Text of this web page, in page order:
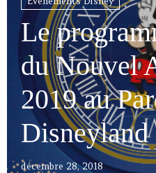
Le
du Nouvel
2019 au
Disneyland
décembre 28, 2018